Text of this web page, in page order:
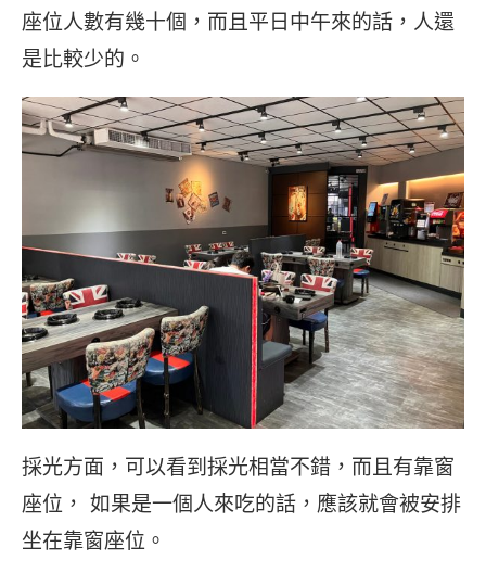
座位人數有幾十個，而且平日中午來的話，人還
是比較少的。
採光方面，可以看到採光相當不錯，而且有靠窗
座位， 如果是一個人來吃的話，應該就會被安排
坐在靠窗座位。